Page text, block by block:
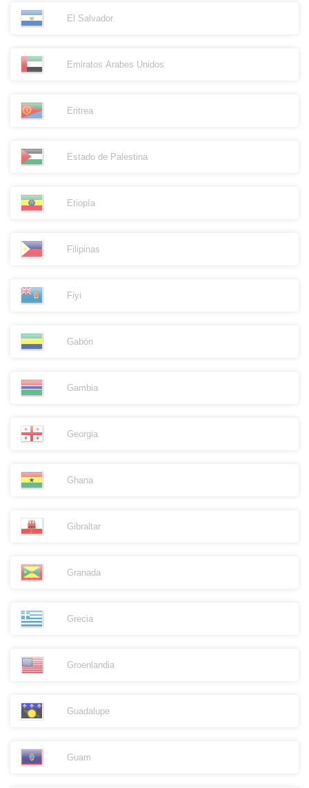
El Salvador
Emiratos Árabes Unidos
Eritrea
Estado de Palestina
Etiopía
Filipinas
Fiyi
Gabón
Gambia
Georgia
Ghana
Gibraltar
Granada
Grecia
Groenlandia
Guadalupe
Guam